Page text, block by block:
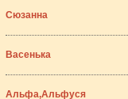
Сюзанна
Васенька
Альфа,Альфуся